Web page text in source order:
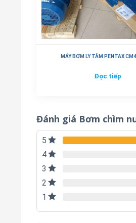
MÁY BƠM LY TÂM PENTAX
Đọc tiếp
Đánh giá Bơm chìm
5
4
3
2
1